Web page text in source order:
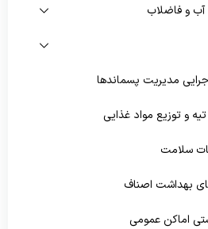
غیرواگیر
آب و فاضلاب
مدیریت پسماندها
و توزیع مواد غذایی
سلامت
بهداشت اصناف
اماکن عمومی